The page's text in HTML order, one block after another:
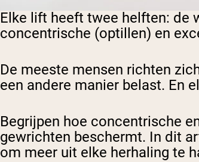
Elke lift heeft twee helften: de
concentrische (optillen) en
De meeste mensen richten
een andere manier belast. En
Begrijpen hoe concentrische
gewrichten beschermt. In dit
om meer uit elke herhaling te